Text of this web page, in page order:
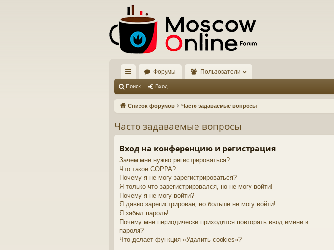
с
ы
и
Форумы Пользователи
Поиск Вход
Список форумов Часто задаваемые вопросы
Часто задаваемые вопросы
Вход на конференцию и регистрация
Зачем мне нужно регистрироваться?
Что такое COPPA?
Почему я не могу зарегистрироваться?
Я только что зарегистрировался, но не могу войти!
Почему я не могу войти?
Я давно зарегистрирован, но больше не могу войти!
Я забыл пароль!
Почему мне периодически приходится повторять ввод имени и
пароля?
Что делает функция «Удалить cookies»?